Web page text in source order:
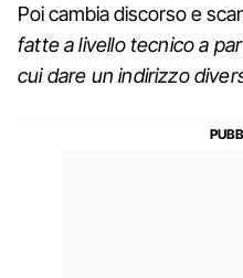
Poi cambia discorso e
fatte a livello tecnico a
cui dare un indirizzo